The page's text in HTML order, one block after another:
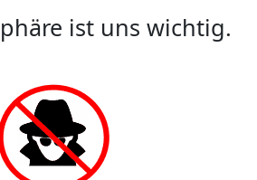
ist uns wichtig.